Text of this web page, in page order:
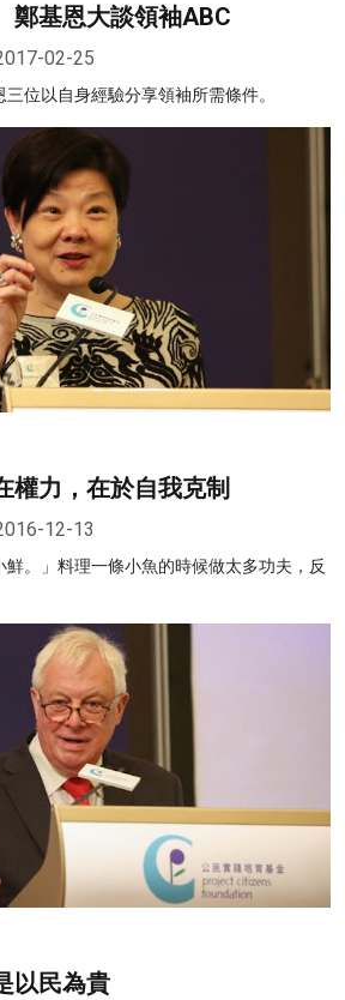
鄭基恩大談領袖ABC
02-25
位以自身經驗分享領袖所需條件。
權力，在於自我克制
12-13
。」料理一條小魚的時候做太多功夫，反
以民為貴